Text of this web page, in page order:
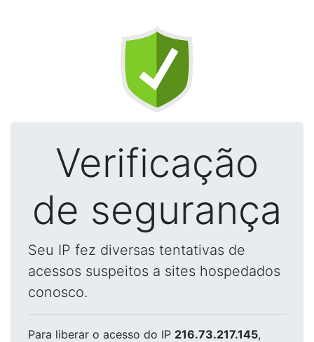
Verificação
de segurança
Seu IP fez diversas tentativas de
acessos suspeitos a sites hospedados
conosco.
Para liberar o acesso do IP 216.73.217.145,